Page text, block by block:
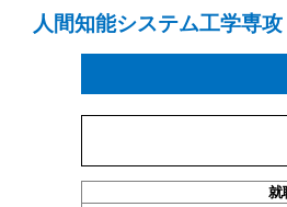
人間知能システム工学専攻
就